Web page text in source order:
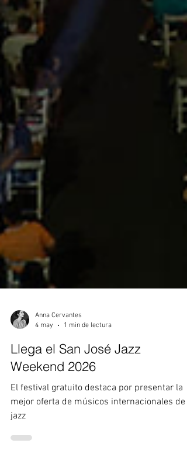
Anna Cervantes
4 may
1 min de lectura
Llega el San José Jazz
Weekend 2026
El festival gratuito destaca por presentar la
jazz